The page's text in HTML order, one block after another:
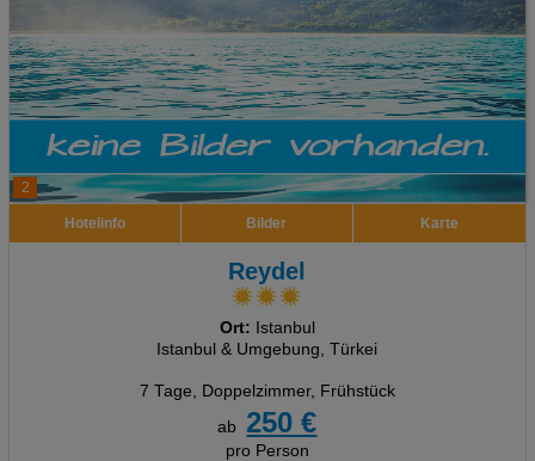
2
Hotelinfo Bilder Karte
Reydel
Ort: Istanbul
Istanbul & Umgebung, Türkei
7 Tage, Doppelzimmer, Frühstück
ab
250 €
pro Person